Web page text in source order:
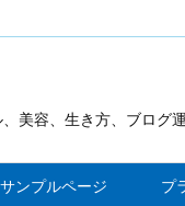
美容、生き方、ブログ
を作ります
サンプルページ プ